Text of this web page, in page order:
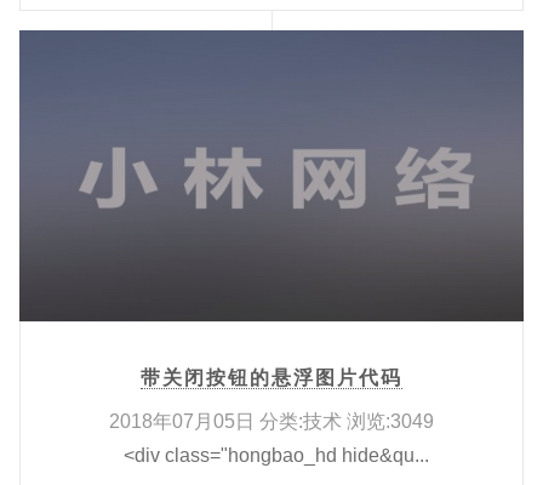
带关闭按钮的悬浮图片代码
2018年07月05日 分类:技术 浏览:3049
<div class="hongbao_hd hide&qu...